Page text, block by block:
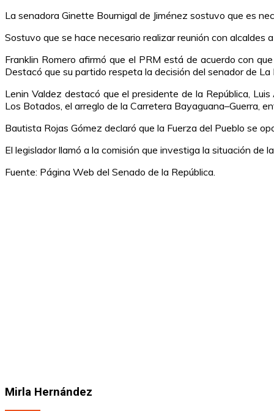
La senadora Ginette Bournigal de Jiménez sostuvo que es
Sostuvo que se hace necesario realizar reunión con alcaldes
Franklin Romero afirmó que el PRM está de acuerdo con
Destacó que su partido respeta la decisión del senador de La
Lenin Valdez destacó que el presidente de la República,
Los Botados, el arreglo de la Carretera Bayaguana–Guerra,
Bautista Rojas Gómez declaró que la Fuerza del Pueblo se
El legislador llamó a la comisión que investiga la situación de
Fuente: Página Web del Senado de la República.
Mirla Hernández